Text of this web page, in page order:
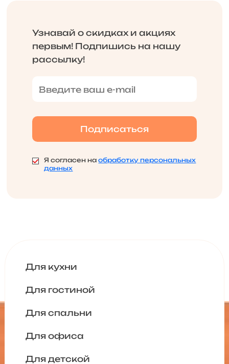
Узнавай о скидках и акциях
первым! Подпишись на нашу
рассылку!
Я согласен наобработку персональных
данных
Для кухни
Для гостиной
Для спальни
Для офиса
Для детской